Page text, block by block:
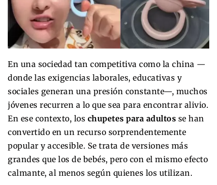
En una sociedad tan competitiva como la china —
donde las exigencias laborales, educativas y
sociales generan una presión constante—, muchos
jóvenes recurren a lo que sea para encontrar alivio.
En ese contexto, los chupetes para adultos se han
convertido en un recurso sorprendentemente
popular y accesible. Se trata de versiones más
grandes que los de bebés, pero con el mismo efecto
calmante, al menos según quienes los utilizan.